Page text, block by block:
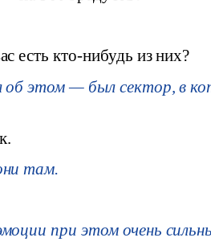
есть кто-нибудь из них?
об этом — был сектор, в
там.
при этом очень